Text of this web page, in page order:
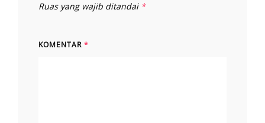
Ruas yang wajib ditandai *
KOMENTAR *